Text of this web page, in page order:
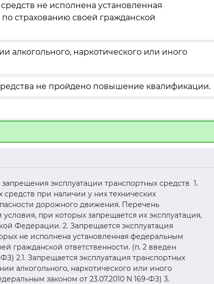
не исполнена установленная
страхованию своей гражданской
алкогольного, наркотического или иного
не пройдено повышение квалификации.
эксплуатации транспортных средств 1.
при наличии у них технических
дорожного движения. Перечень
при которых запрещается их эксплуатация,
Федерации. 2. Запрещается эксплуатация
не исполнена установленная федеральным
гражданской ответственности. (п. 2 введен
2.1. Запрещается эксплуатация транспортных
алкогольного, наркотического или иного
законом от 23.07.2010 N 169-ФЗ) 3.